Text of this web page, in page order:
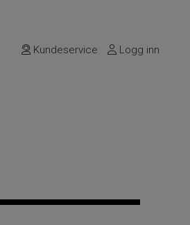
Kundeservice Logg inn